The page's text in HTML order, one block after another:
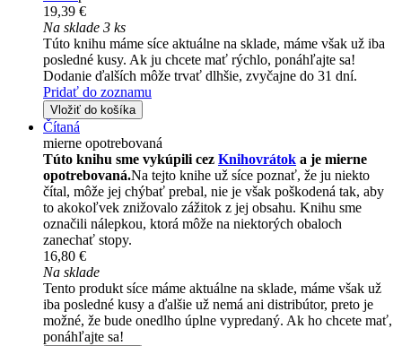
19,39 €
Na sklade 3 ks
Túto knihu máme síce aktuálne na sklade, máme však už iba
posledné kusy. Ak ju chcete mať rýchlo, ponáhľajte sa!
Dodanie ďalších môže trvať dlhšie, zvyčajne do 31 dní.
Pridať do zoznamu
Vložiť do košíka
Čítaná
mierne opotrebovaná
Túto knihu sme vykúpili cez Knihovrátok a je mierne
opotrebovaná.Na tejto knihe už síce poznať, že ju niekto
čítal, môže jej chýbať prebal, nie je však poškodená tak, aby
to akokoľvek znižovalo zážitok z jej obsahu. Knihu sme
označili nálepkou, ktorá môže na niektorých obaloch
zanechať stopy.
16,80 €
Na sklade
Tento produkt síce máme aktuálne na sklade, máme však už
iba posledné kusy a ďalšie už nemá ani distribútor, preto je
možné, že bude onedlho úplne vypredaný. Ak ho chcete mať,
ponáhľajte sa!